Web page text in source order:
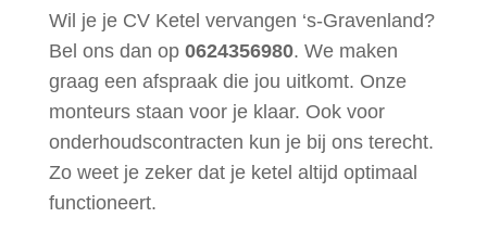
Wil je je CV Ketel vervangen ‘s-Gravenland?
Bel ons dan op 0624356980. We maken
graag een afspraak die jou uitkomt. Onze
monteurs staan voor je klaar. Ook voor
onderhoudscontracten kun je bij ons terecht.
Zo weet je zeker dat je ketel altijd optimaal
functioneert.